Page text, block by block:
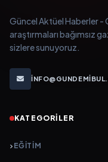
Güncel Aktüel Haberler -
araştırmaları bağımsız
sizlere sunuyoruz.
KATEGORILER
EĞITIM